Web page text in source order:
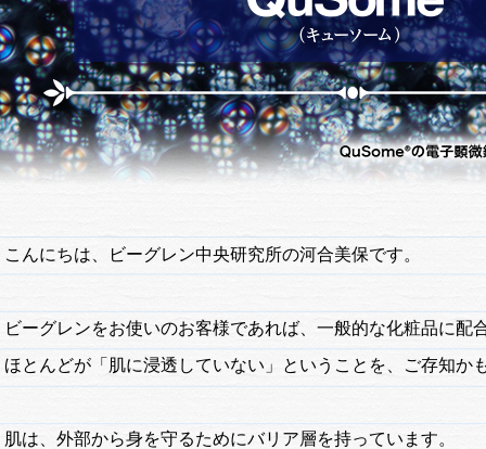
こんにちは、ビーグレン中央研究所の河合美保です。
ビーグレンをお使いのお客様であれば、一般的な化粧品に配
ほとんどが「肌に浸透していない」ということを、ご存知か
肌は、外部から身を守るためにバリア層を持っています。